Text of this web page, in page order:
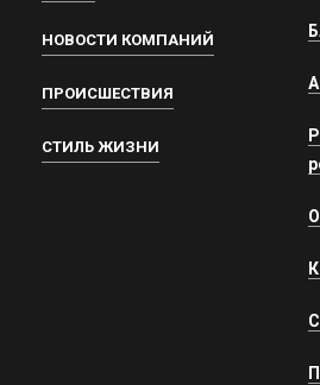
НОВОСТИ КОМПАНИЙ
ПРОИСШЕСТВИЯ
СТИЛЬ ЖИЗНИ